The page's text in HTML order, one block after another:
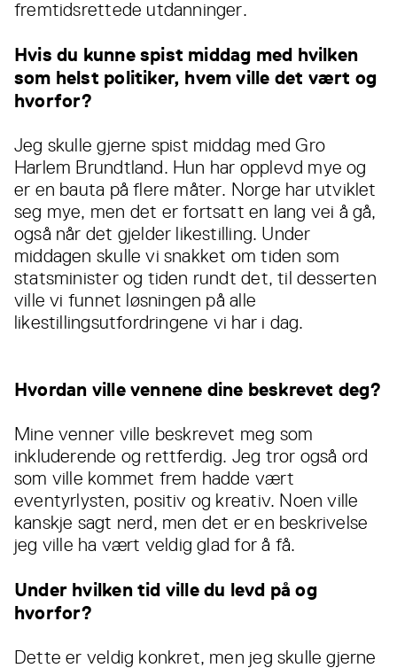
fremtidsrettede utdanninger.
Hvis du kunne spist middag med hvilken
som helst politiker, hvem ville det vært og
hvorfor?
Jeg skulle gjerne spist middag med Gro
Harlem Brundtland. Hun har opplevd mye og
er en bauta på flere måter. Norge har utviklet
seg mye, men det er fortsatt en lang vei å gå,
også når det gjelder likestilling. Under
middagen skulle vi snakket om tiden som
statsminister og tiden rundt det, til desserten
ville vi funnet løsningen på alle
likestillingsutfordringene vi har i dag.
Hvordan ville vennene dine beskrevet deg?
Mine venner ville beskrevet meg som
inkluderende og rettferdig. Jeg tror også ord
som ville kommet frem hadde vært
eventyrlysten, positiv og kreativ. Noen ville
kanskje sagt nerd, men det er en beskrivelse
jeg ville ha vært veldig glad for å få.
Under hvilken tid ville du levd på og
hvorfor?
Dette er veldig konkret, men jeg skulle gjerne